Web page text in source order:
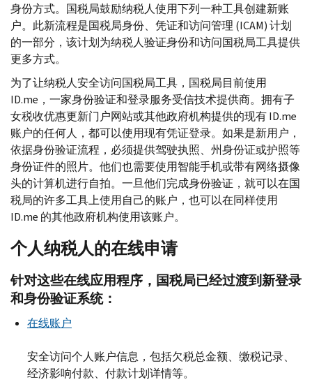
身份方式。国税局鼓励纳税人使用下列一种工具创建新账
户。此新流程是国税局身份、凭证和访问管理 (ICAM) 计划
的一部分，该计划为纳税人验证身份和访问国税局工具提供
更多方式。
为了让纳税人安全访问国税局工具，国税局目前使用
ID.me ，一家身份验证和登录服务受信技术提供商。拥有子
女税收优惠更新门户网站或其他政府机构提供的现有ID.me
账户的任何人，都可以使用现有凭证登录。如果是新用户，
依据身份验证流程，必须提供驾驶执照、州身份证或护照等
身份证件的照片。他们也需要使用智能手机或带有网络摄像
头的计算机进行自拍。一旦他们完成身份验证，就可以在国
税局的许多工具上使用自己的账户，也可以在同样使用
ID.me 的其他政府机构使用该账户。
个人纳税人的在线申请
针对这些在线应用程序，国税局已经过渡到新登录
和身份验证系统：
在线账户
安全访问个人账户信息，包括欠税总金额、缴税记录、
经济影响付款、付款计划详情等。